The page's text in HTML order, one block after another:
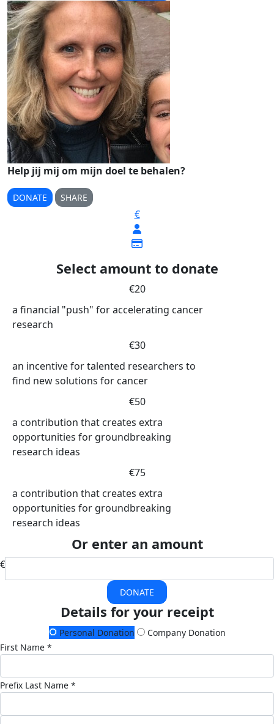
Help jij mij om mijn doel te behalen?
DONATE SHARE
€
Select amount to donate
€20
a financial "push" for accelerating cancer
research
€30
an incentive for talented researchers to
find new solutions for cancer
€50
a contribution that creates extra
opportunities for groundbreaking
research ideas
€75
a contribution that creates extra
opportunities for groundbreaking
research ideas
Or enter an amount
€
DONATE
Details for your receipt
Personal Donation
Company Donation
First Name *
Prefix Last Name *